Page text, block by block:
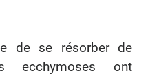
de se résorber de
ecchymoses ont